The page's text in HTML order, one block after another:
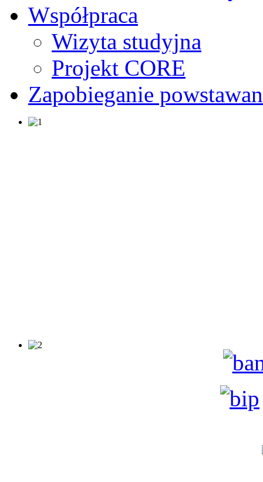
Współpraca
Wizyta studyjna
Projekt CORE
Zapobieganie